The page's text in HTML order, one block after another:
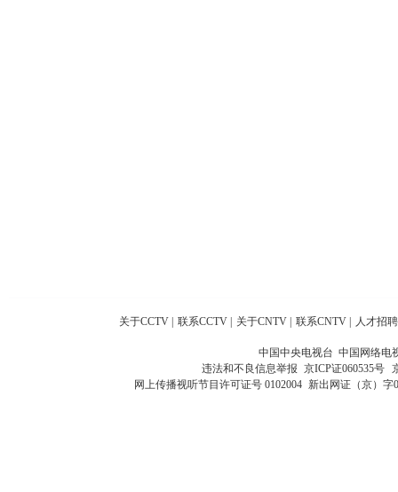
关于CCTV 联系CCTV 关于CNTV 联系CNTV 人才招聘
中国中央电视台 中国网络电
违法和不良信息举报 京ICP证060535号
网上传播视听节目许可证号 0102004 新出网证（京）